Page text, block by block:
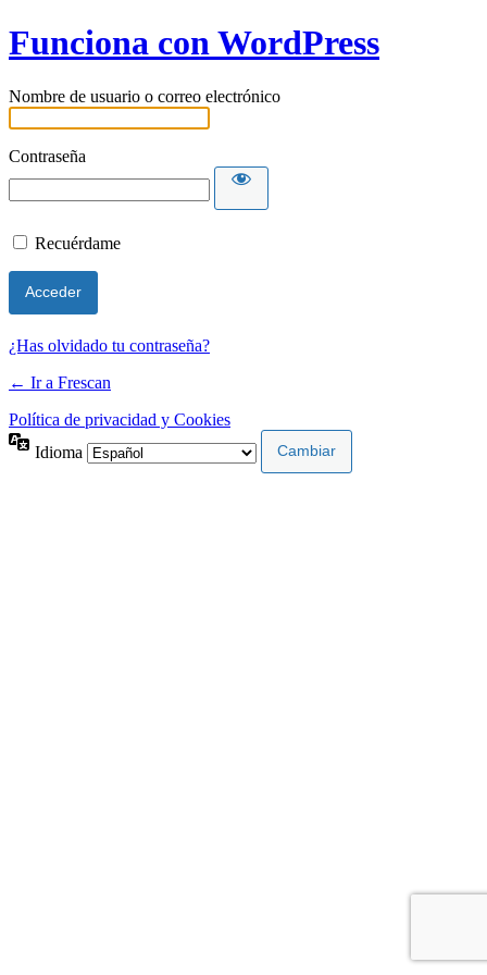
Funciona con WordPress
Nombre de usuario o correo electrónico
Contraseña
Recuérdame
¿Has olvidado tu contraseña?
← Ir a Frescan
Política de privacidad y Cookies
Idioma